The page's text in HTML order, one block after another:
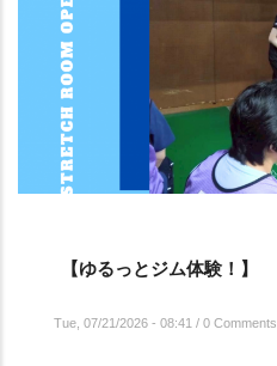
【ゆるっとジム体験！】
Tue, 07/21/2026 - 08:41 / 0 Comments